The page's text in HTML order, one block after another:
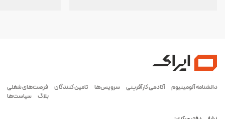
دانشنامه آلومینیوم آکادمی کارآفرینی سرویس‌ها تامین کنندگان
فرصت‌های شغلی
بلاگ
سیاست‌ها